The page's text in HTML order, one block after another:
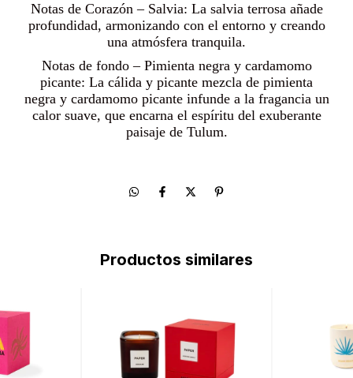
Notas de Corazón – Salvia: La salvia terrosa añade
profundidad, armonizando con el entorno y creando
una atmósfera tranquila.
Notas de fondo – Pimienta negra y cardamomo
picante: La cálida y picante mezcla de pimienta
negra y cardamomo picante infunde a la fragancia un
calor suave, que encarna el espíritu del exuberante
paisaje de Tulum.
Productos similares